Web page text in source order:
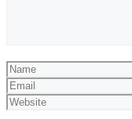
Name